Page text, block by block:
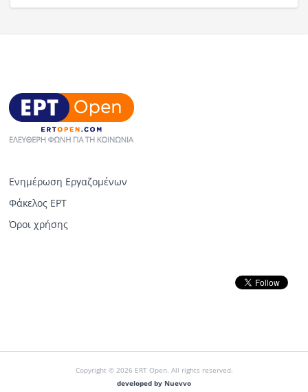
Ενημέρωση Εργαζομένων
Φάκελος ΕΡΤ
Όροι χρήσης
Copyright © 2026 ERT Open. All rights reserved.
developed by Nuevvo